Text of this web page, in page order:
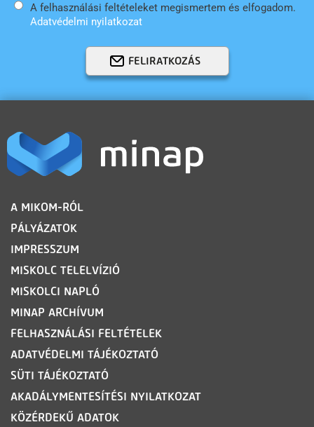
A felhasználási feltételeket megismertem és elfogadom.
Adatvédelmi nyilatkozat
FELIRATKOZÁS
LÁBLÉC
A MIKOM-RÓL
PÁLYÁZATOK
IMPRESSZUM
MISKOLC TELELVÍZIÓ
MISKOLCI NAPLÓ
MINAP ARCHÍVUM
FELHASZNÁLÁSI FELTÉTELEK
ADATVÉDELMI TÁJÉKOZTATÓ
SÜTI TÁJÉKOZTATÓ
AKADÁLYMENTESÍTÉSI NYILATKOZAT
KÖZÉRDEKŰ ADATOK